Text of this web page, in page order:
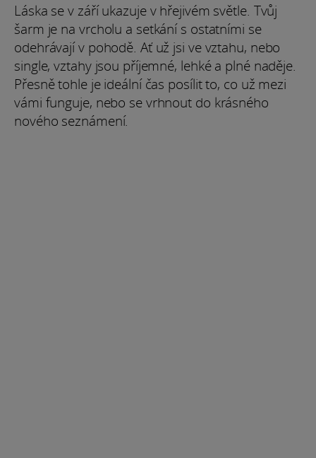
Láska se v září ukazuje v hřejivém světle. Tvůj
šarm je na vrcholu a setkání s ostatními se
odehrávají v pohodě. Ať už jsi ve vztahu, nebo
single, vztahy jsou příjemné, lehké a plné naděje.
Přesně tohle je ideální čas posílit to, co už mezi
vámi funguje, nebo se vrhnout do krásného
nového seznámení.